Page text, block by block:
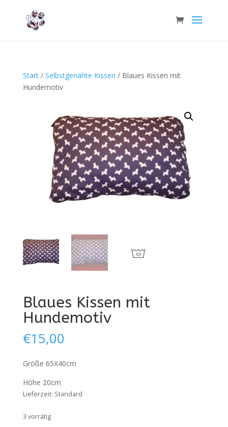
Start/ Selbstgenähte Kissen / Blaues Kissen mit
Hundemotiv
Blaues Kissen mit
Hundemotiv
€15,00
Größe 65X40cm
Höhe 20cm
Lieferzeit: Standard
3 vorrätig